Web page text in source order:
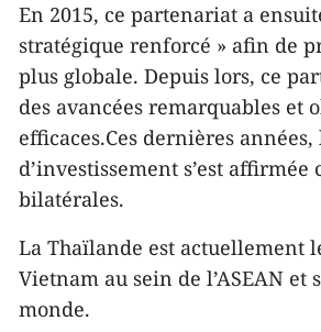
En 2015, ce partenariat a
stratégique renforcé » afin de
plus globale. Depuis lors, ce
des avancées remarquables et
efficaces.Ces dernières
d’investissement s’est
bilatérales.
La Thaïlande est actuellement
Vietnam au sein de l’ASEAN
monde.